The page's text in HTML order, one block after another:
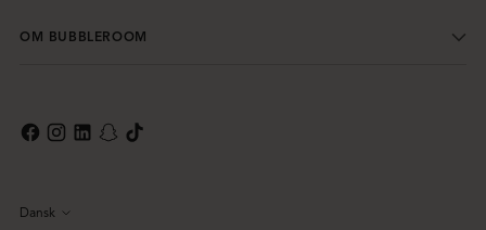
OM BUBBLEROOM
Sprog
Dansk